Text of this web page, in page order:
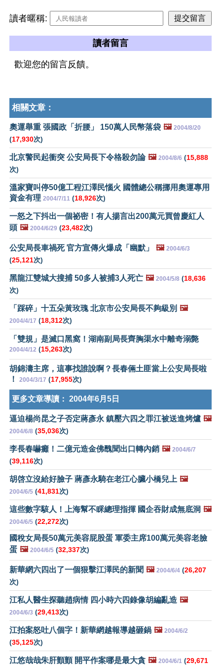
讀者暱稱:
讀者留言
歡迎您的留言反饋。
相關文章：
奧運舉重 張國政「折腰」 150萬人民幣落袋 🖼️ 2004/8/20
(17,930次)
北京警民起衝突 公安局長下令格殺勿論 🖼️ 2004/8/6 (15,888
次)
溫家寶叫停50億工程江澤民惱火 國體總公稱挪用奧運專用
資金有理 2004/7/11 (18,926次)
一怒之下抖出一個祕密！有人揚言出200萬元買曾慶紅人
頭 🖼️ 2004/6/29 (23,482次)
公安局長車禍死 官方宣傳火爆成「幽默」 🖼️ 2004/6/3
(25,121次)
黑龍江雙城大搜捕 50多人被捕3人死亡 🖼️ 2004/5/8 (18,636
次)
「踩碎」十五朵黃玫瑰 北京市公安局長不夠級別 🖼️
2004/4/17 (18,312次)
「雙規」是滅口黑窩！湖南副局長齊胸渠水中離奇溺斃
2004/4/12 (15,263次)
胡錦濤主席，這事找誰說啊？長春倆土匪當上公安局長啦
！
2004/3/17 (17,955次)
更多文章導讀： 2004年6月5日
逼迫楊尚昆之子否定蔣彥永 鎮壓六四之罪江被送進烤爐 🖼️
2004/6/8 (35,036次)
李長春嚇癱！二億元造金佛醜聞出口轉內銷 🖼️ 2004/6/7
(39,116次)
胡啓立沒給好臉子 蔣彥永騎在老江心臟小橋兒上 🖼️
2004/6/5 (41,831次)
這些數字駭人！上海幫不睬總理指揮 國企吞財成無底洞 🖼️
2004/6/5 (22,272次)
國稅女局長50萬元美容屁股蛋 軍委主席100萬元美容老臉
蛋 🖼️ 2004/6/5 (32,337次)
新華網六四出了一個狠擊江澤民的新聞 🖼️ 2004/6/4 (26,207
次)
江私人醫生探聽趙病情 四小時六四錄像胡編亂造 🖼️
2004/6/3 (29,413次)
江拍案怒吐八個字！新華網越報導越砸鍋 🖼️ 2004/6/2
(35,125次)
江悠哉哉朱肝顫顫 開平作案哪是最大貪 🖼️ 2004/6/1 (29,671